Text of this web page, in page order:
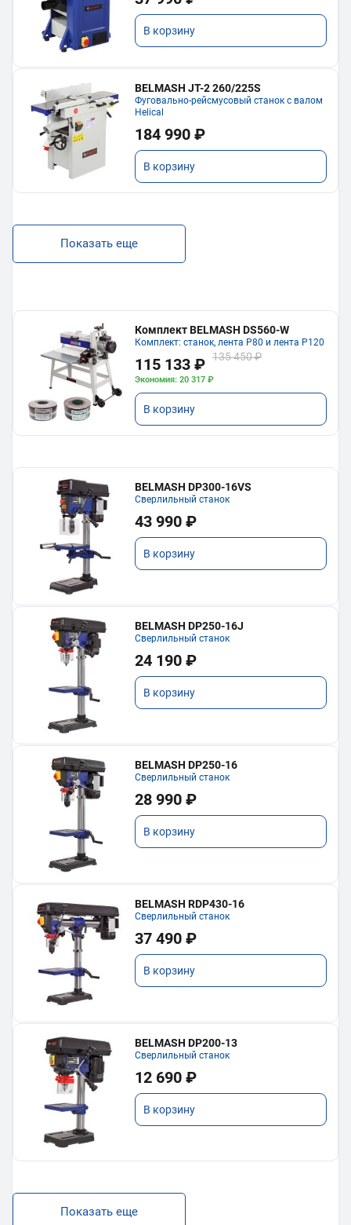
В корзину
BELMASH JT-2 260/225S
Фуговально-рейсмусовый станок с валом
Helical
184 990 ₽
В корзину
Показать еще
Комплект BELMASH DS560-W
Комплект: станок, лента P80 и лента P120
115 133 ₽ 135 450 ₽
Экономия: 20 317 ₽
В корзину
BELMASH DP300-16VS
Сверлильный станок
43 990 ₽
В корзину
BELMASH DP250-16J
Сверлильный станок
24 190 ₽
В корзину
BELMASH DP250-16
Сверлильный станок
28 990 ₽
В корзину
BELMASH RDP430-16
Сверлильный станок
37 490 ₽
В корзину
BELMASH DP200-13
Сверлильный станок
12 690 ₽
В корзину
Показать еще